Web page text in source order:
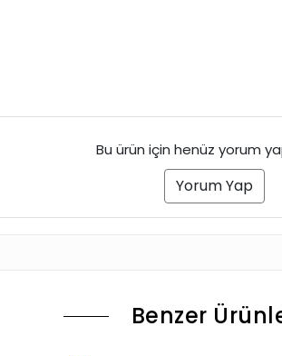
Bu ürün için henüz yorum
Yorum Yap
Benzer